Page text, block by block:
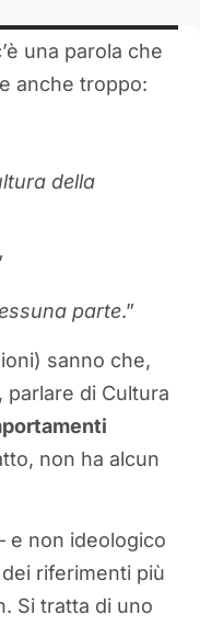
una parola che
anche troppo:
della
parte.”
sanno che,
di Cultura
non ha alcun
e non ideologico
riferimenti più
Si tratta di uno